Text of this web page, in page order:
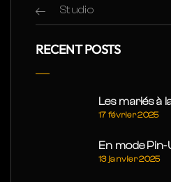
Studio
RECENT POSTS
Les mariés à
17 février 2025
En mode Pin-
13 janvier 2025